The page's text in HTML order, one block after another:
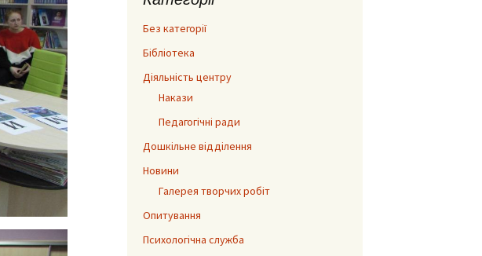
Без категорії
Бібліотека
Діяльність центру
Накази
Педагогічні ради
Дошкільне відділення
Новини
Галерея творчих робіт
Опитування
Психологічна служба